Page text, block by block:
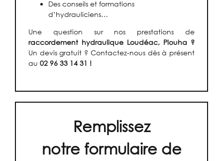
Des conseils et formations
d’hydrauliciens…
Une question sur nos prestations de
raccordement hydraulique Loudéac, Plouha ?
Un devis gratuit ? Contactez-nous dès à présent
au 02 96 33 14 31 !
Remplissez
notre formulaire de